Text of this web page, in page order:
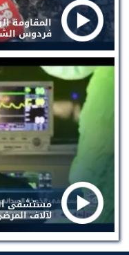
المقاومة
فردوس
مستشفى
لآلاف